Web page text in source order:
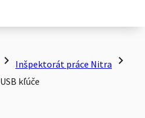
chevron_right Inšpektorát práce Nitra chevron_right
USB kľúče